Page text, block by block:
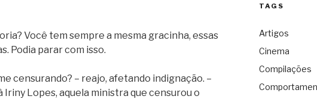
Você tem sempre a mesma gracinha, essas
Podia parar com isso.
censurando? – reajo, afetando indignação. –
Lopes, aquela ministra que censurou o
TAGS
Artigos
Cinema
Compilações